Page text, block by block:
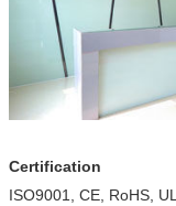
Certification
ISO9001, CE, RoHS,